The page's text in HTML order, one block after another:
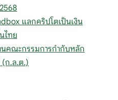
แลกคริปโตเป็นเงิน
ไทย
นคณะกรรมการกำกับหลัก
ก.ล.ต.)